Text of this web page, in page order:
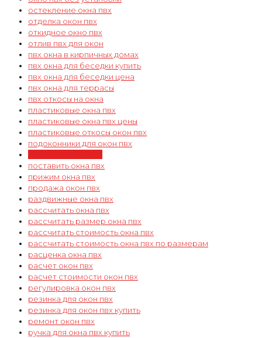
остекление окна пвх
отделка окон пвх
откидное окно пвх
отлив пвх для окон
пвх окна в кирпичных домах
пвх окна для беседки купить
пвх окна для беседки цена
пвх окна для террасы
пвх откосы на окна
пластиковые окна пвх
пластиковые окна пвх цены
пластиковые откосы окон пвх
подоконники для окон пвх
поставить окна пвх
прижим окна пвх
продажа окон пвх
раздвижные окна пвх
рассчитать окна пвх
рассчитать размер окна пвх
рассчитать стоимость окна пвх
рассчитать стоимость окна пвх по размерам
расценка окна пвх
расчет окон пвх
расчет стоимости окон пвх
регулировка окон пвх
резинка для окон пвх
резинка для окон пвх купить
ремонт окон пвх
ручка для окна пвх купить